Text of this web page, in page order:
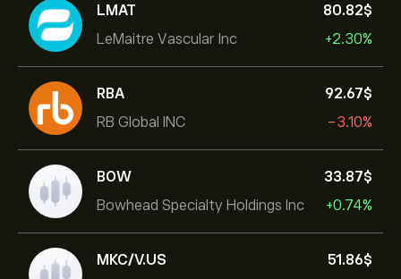
LMAT
LeMaitre Vascular Inc
80.82‎$‎
+2.30%
RBA
RB Global INC
92.67‎$‎
-3.10%
BOW
Bowhead Specialty Holdings Inc
33.87‎$‎
+0.74%
MKC/V.US
51.86‎$‎